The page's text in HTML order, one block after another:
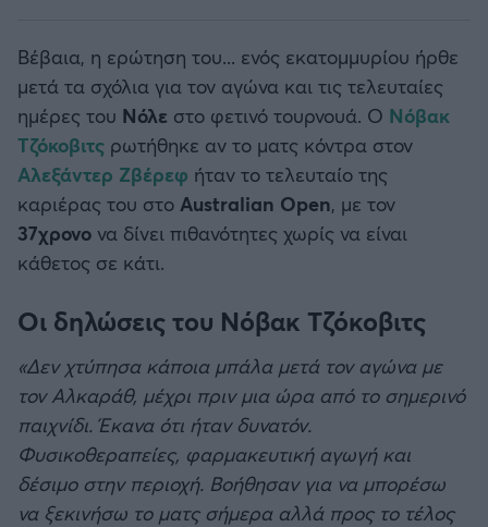
Βέβαια, η ερώτηση του... ενός εκατομμυρίου ήρθε
μετά τα σχόλια για τον αγώνα και τις τελευταίες
ημέρες του Νόλε στο φετινό τουρνουά. Ο Νόβακ
Τζόκοβιτς ρωτήθηκε αν το ματς κόντρα στον
Αλεξάντερ Ζβέρεφ ήταν το τελευταίο της
καριέρας του στο Australian Open, με τον
37χρονο να δίνει πιθανότητες χωρίς να είναι
κάθετος σε κάτι.
Οι δηλώσεις του Νόβακ Τζόκοβιτς
«Δεν χτύπησα κάποια μπάλα μετά τον αγώνα με
τον Αλκαράθ, μέχρι πριν μια ώρα από το σημερινό
παιχνίδι. Έκανα ότι ήταν δυνατόν.
Φυσικοθεραπείες, φαρμακευτική αγωγή και
δέσιμο στην περιοχή. Βοήθησαν για να μπορέσω
να ξεκινήσω το ματς σήμερα αλλά προς το τέλος